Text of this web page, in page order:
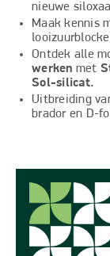
nieuwe
Maak kennis
Ontdek alle
werken met
Sol-silicat.
Uitbreiding
brador en D-